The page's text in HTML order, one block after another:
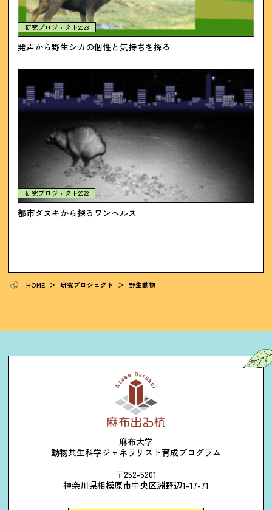
研究プロジェクト2023
発声から野生シカの個性と気持ちを探る
研究プロジェクト2022
都市ダヌキから探るワンヘルス
HOME ＞ 研究プロジェクト ＞ 野生動物
麻布大学
動物共生科学ジェネラリスト育成プログラム
〒252-5201
神奈川県相模原市中央区淵野辺1-17-71